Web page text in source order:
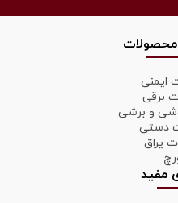
ایمنی
برقی
و برشی
دستی
یراق
مفید